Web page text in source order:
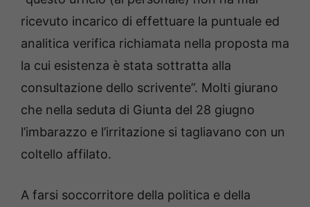
ricevuto incarico di effettuare la puntuale ed
analitica verifica richiamata nella proposta ma
la cui esistenza è stata sottratta alla
consultazione dello scrivente”. Molti giurano
che nella seduta di Giunta del 28 giugno
l’imbarazzo e l’irritazione si tagliavano con un
coltello affilato.
A farsi soccorritore della politica e della